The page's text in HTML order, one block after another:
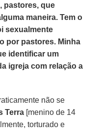
pastores, que
maneira. Tem o
sexualmente
por pastores. Minha
identificar um
igreja com relação a
não se
Terra [menino de 14
torturado e